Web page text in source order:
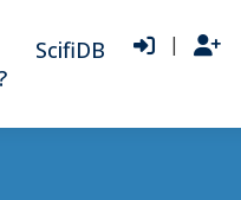
ScifiDB |